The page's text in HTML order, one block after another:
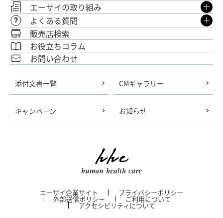
エーザイの取り組み
よくある質問
販売店検索
お役立ちコラム
お問い合わせ
添付文書一覧 CMギャラリー
キャンペーン お知らせ
エーザイ企業サイト プライバシーポリシー
外部送信ポリシー ご利用について
アクセシビリティについて